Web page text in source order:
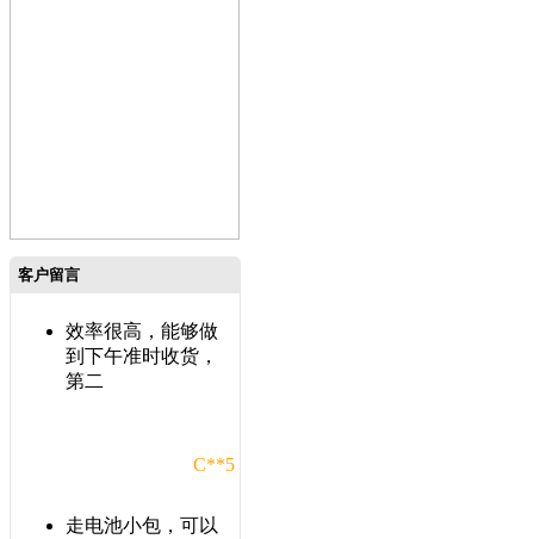
客户留言
效率很高，能够做
到下午准时收货，
第二
C**5
走电池小包，可以